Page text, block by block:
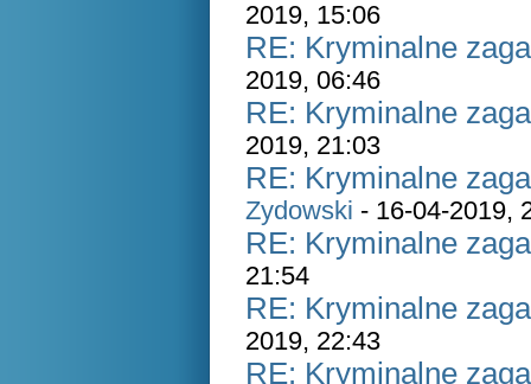
2019, 15:06
RE: Kryminalne
2019, 06:46
RE: Kryminalne
2019, 21:03
RE: Kryminalne
Zydowski - 16-04-2019,
RE: Kryminalne
21:54
RE: Kryminalne
2019, 22:43
RE: Kryminalne